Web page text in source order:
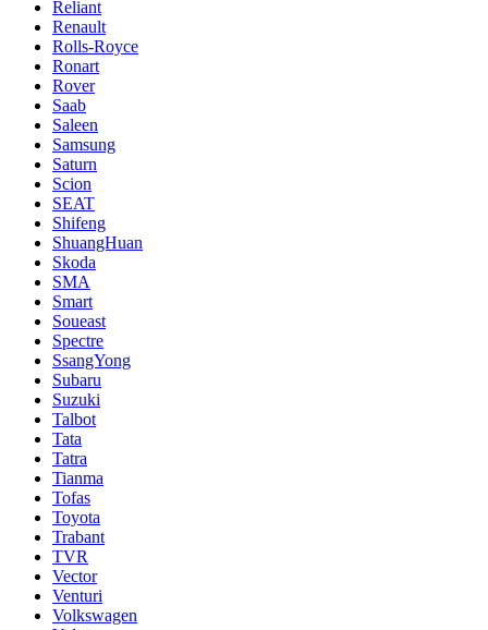
Reliant
Renault
Rolls-Royce
Ronart
Rover
Saab
Saleen
Samsung
Saturn
Scion
SEAT
Shifeng
ShuangHuan
Skoda
SMA
Smart
Soueast
Spectre
SsangYong
Subaru
Suzuki
Talbot
Tata
Tatra
Tianma
Tofas
Toyota
Trabant
TVR
Vector
Venturi
Volkswagen